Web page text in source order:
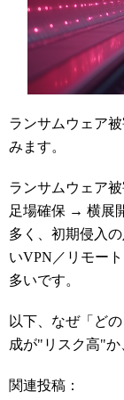
ランサムウェア
みます。
ランサムウェア
足場確保 → 横展
多く、初期侵入
いVPN／リモー
多いです。
以下、なぜ「ど
成が"リスク高"か
関連投稿：